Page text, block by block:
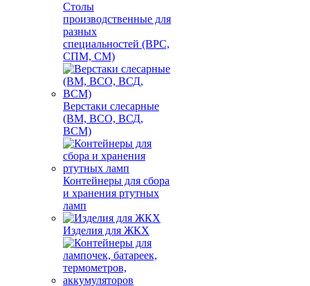
Столы
производственные для
разных
специальностей (ВРС,
СПМ, СМ)
Верстаки слесарные
(ВМ, ВСО, ВСД,
ВСМ)
Контейнеры для сбора
и хранения ртутных
ламп
Изделия для ЖКХ